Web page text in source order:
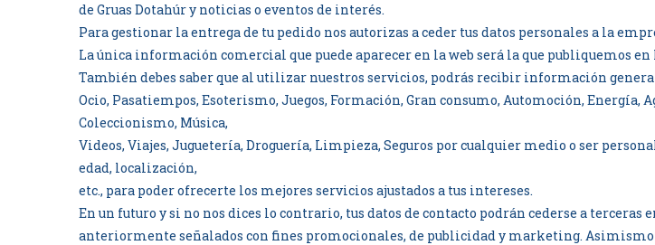
de Gruas Dotahúr y noticias o eventos de interés.
Para gestionar la entrega de tu pedido nos autorizas a ceder tus datos personales a la
La única información comercial que puede aparecer en la web será la que publiquemos
También debes saber que al utilizar nuestros servicios, podrás recibir información
Ocio, Pasatiempos, Esoterismo, Juegos, Formación, Gran consumo, Automoción,
Coleccionismo, Música,
Videos, Viajes, Juguetería, Droguería, Limpieza, Seguros por cualquier medio o ser
edad, localización,
etc., para poder ofrecerte los mejores servicios ajustados a tus intereses.
En un futuro y si no nos dices lo contrario, tus datos de contacto podrán cederse a
anteriormente señalados con fines promocionales, de publicidad y marketing. Asimismo